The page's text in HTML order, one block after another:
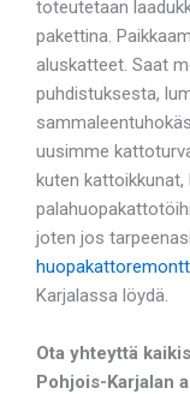
toteutetaan
pakettina.
aluskatteet. Saat
puhdistuksesta,
uusimme
kuten
joten jos
Karjalassa löydä.
Ota yhteyttä
Pohjois-Karjalan